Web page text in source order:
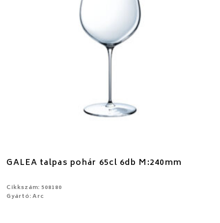
GALEA talpas pohár 65cl 6db M:240mm
Cikkszám: 508180
Gyártó: Arc